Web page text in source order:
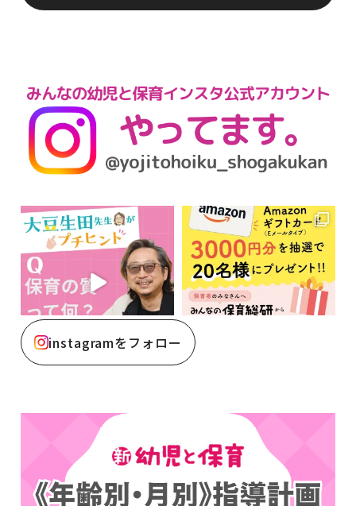
instagramをフォロー